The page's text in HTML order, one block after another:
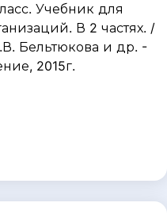
Учебник для
В 2 частях. /
Бельтюкова и др. -
2015г.